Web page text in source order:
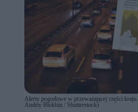
Alerty pogodowe w przeważającej części
Andriy Blokhin / Shutterstock)